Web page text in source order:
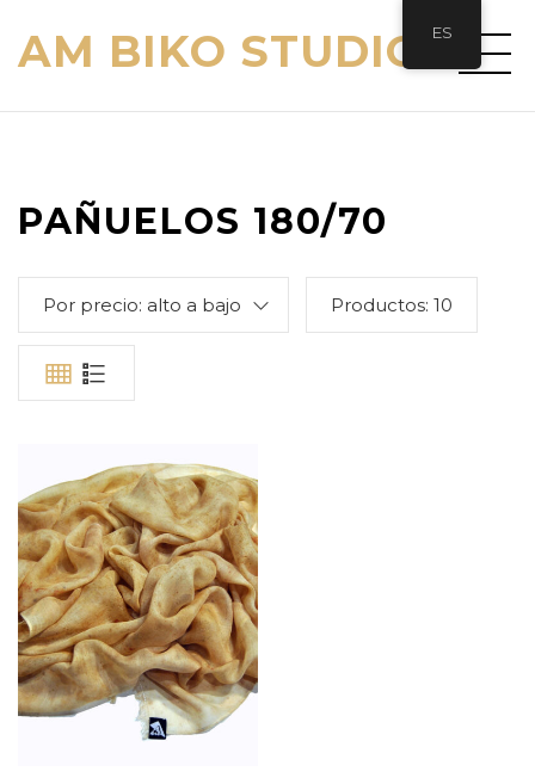
AM BIKO STUDIO
PAÑUELOS 180/70
Por precio: alto a bajo Productos: 10
ES